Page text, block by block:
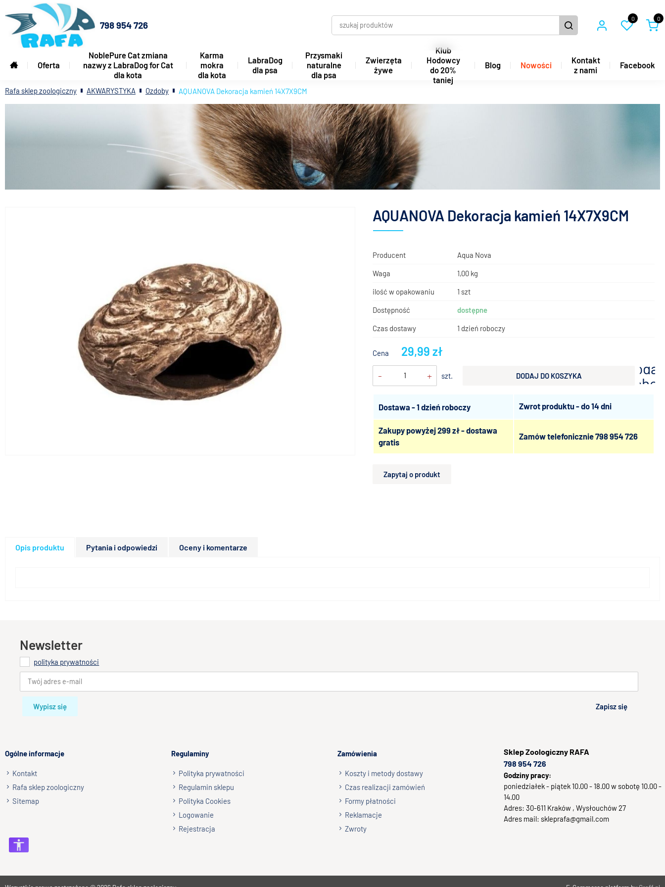
798 954 726
0 0
Oferta
NoblePure Cat zmiana
nazwy z LabraDog for Cat
dla kota
Karma
mokra
dla kota
LabraDog
dla psa
Przysmaki
naturalne
dla psa
Zwierzęta
żywe
Klub
Hodowcy
do 20%
taniej
Blog Nowości
Kontakt
z nami
Facebook
Rafa sklep zoologiczny AKWARYSTYKA Ozdoby AQUANOVA Dekoracja kamień 14X7X9CM
AQUANOVA Dekoracja kamień 14X7X9CM
Producent Aqua Nova
Waga 1,00 kg
ilość w opakowaniu 1 szt
Dostępność dostępne
Czas dostawy 1 dzień roboczy
Cena 29,99 zł
- + szt. DODAJ DO KOSZYKA
Dostawa - 1 dzień roboczy Zwrot produktu - do 14 dni
Zakupy powyżej 299 zł - dostawa
gratis
Zamów telefonicznie798 954 726
Zapytaj o produkt
Opis produktu Pytania i odpowiedzi Oceny i komentarze
Newsletter
polityka prywatności
Wypisz się Zapisz się
Ogólne informacje
Kontakt
Rafa sklep zoologiczny
Sitemap
Regulaminy
Polityka prywatności
Regulamin sklepu
Polityka Cookies
Logowanie
Rejestracja
Zamówienia
Koszty i metody dostawy
Czas realizacji zamówień
Formy płatności
Reklamacje
Zwroty
SklepZoologiczny RAFA
798 954 726
Godziny pracy:
poniedziałek - piątek 10.00 - 18.00 w sobotę 10.00 -
14.00
Adres: 30-611 Kraków , Wysłouchów 27
Adres mail: skleprafa@gmail.com